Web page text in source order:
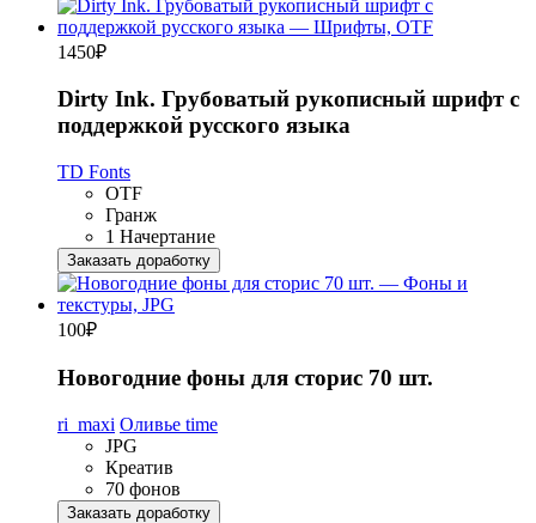
1450₽
Dirty Ink. Грубоватый рукописный шрифт с
поддержкой русского языка
TD Fonts
OTF
Гранж
1 Начертание
Заказать доработку
100₽
Новогодние фоны для сторис 70 шт.
ri_maxi Оливье time
JPG
Креатив
70 фонов
Заказать доработку